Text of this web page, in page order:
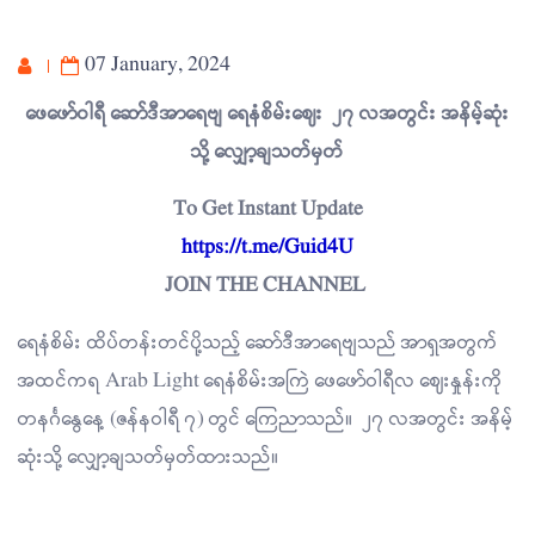
07 January, 2024
ဖေဖော်ဝါရီ ဆော်ဒီအာရေဗျ ရေနံစိမ်းဈေး ၂၇ လအတွင်း အနိမ့်ဆုံး
သို့ လျှော့ချသတ်မှတ်
To Get Instant Update
https://t.me/Guid4U
JOIN THE CHANNEL
ရေနံစိမ်း ထိပ်တန်းတင်ပို့သည့် ဆော်ဒီအာရေဗျသည် အာရှအတွက်
အထင်ကရ Arab Light ရေနံစိမ်းအကြဲ ဖေဖော်ဝါရီလ ဈေးနှုန်းကို
တနင်္ဂနွေနေ့ (ဇန်နဝါရီ ၇) တွင် ကြေညာသည်။ ၂၇ လအတွင်း အနိမ့်
ဆုံးသို့ လျှော့ချသတ်မှတ်ထားသည်။